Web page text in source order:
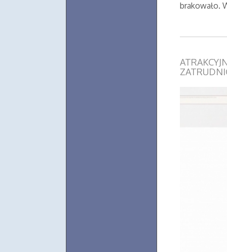
brakowało.